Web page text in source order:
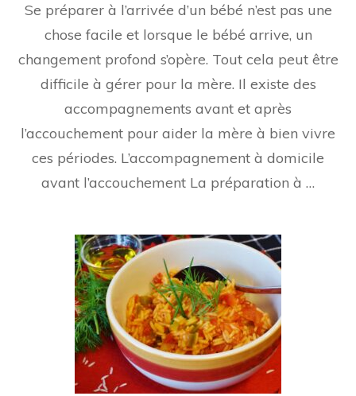
Se préparer à l’arrivée d’un bébé n’est pas une
chose facile et lorsque le bébé arrive, un
changement profond s’opère. Tout cela peut être
difficile à gérer pour la mère. Il existe des
accompagnements avant et après
l’accouchement pour aider la mère à bien vivre
ces périodes. L’accompagnement à domicile
avant l’accouchement La préparation à …